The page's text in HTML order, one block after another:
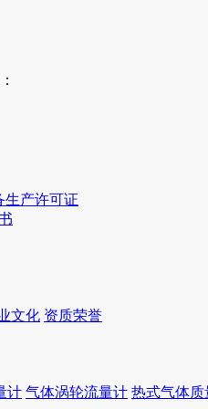
生产许可证
文化 资质荣誉
计 气体涡轮流量计 热式气体质